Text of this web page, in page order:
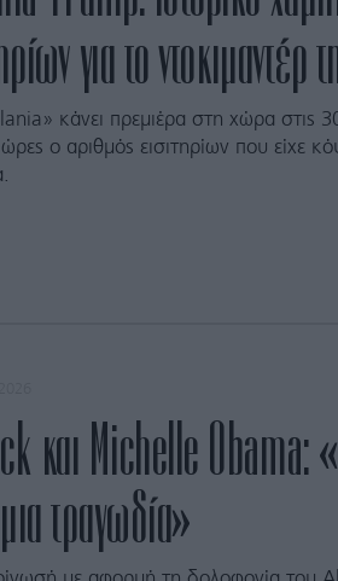
για το ντοκιμαντέρ
κάνει πρεμιέρα στη χώρα στις
ώρες ο αριθμός εισιτηρίων που είχε
και Michelle Obama:
τραγωδία»